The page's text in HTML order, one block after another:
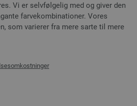
Vi er selvfølgelig med og giver den
farvekombinationer. Vores
som varierer fra mere sarte til mere